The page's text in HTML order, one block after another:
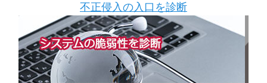
不正侵入の入口を診断